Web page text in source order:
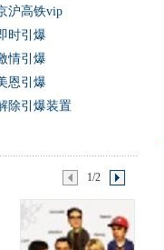
沪高铁vip
时引爆
情引爆
恩引爆
除引爆装置
1/2